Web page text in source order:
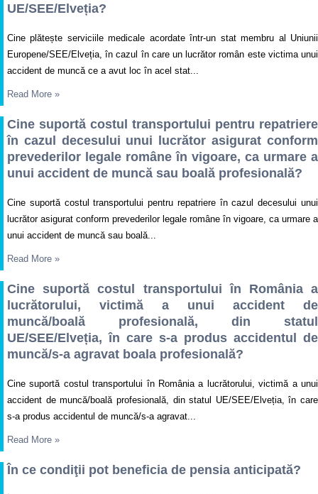
UE/SEE/Elveția?
Cine plătește serviciile medicale acordate într-un stat membru al Uniunii
Europene/SEE/Elveția, în cazul în care un lucrător român este victima unui
accident de muncă ce a avut loc în acel stat...
Read More »
Cine suportă costul transportului pentru repatriere
în cazul decesului unui lucrător asigurat conform
prevederilor legale române în vigoare, ca urmare a
unui accident de muncă sau boală profesională?
Cine suportă costul transportului pentru repatriere în cazul decesului unui
lucrător asigurat conform prevederilor legale române în vigoare, ca urmare a
unui accident de muncă sau boală...
Read More »
Cine suportă costul transportului în România a
lucrătorului, victimă a unui accident de
muncă/boală profesională, din statul
UE/SEE/Elveția, în care s-a produs accidentul de
muncă/s-a agravat boala profesională?
Cine suportă costul transportului în România a lucrătorului, victimă a unui
accident de muncă/boală profesională, din statul UE/SEE/Elveția, în care
s-a produs accidentul de muncă/s-a agravat...
Read More »
În ce condiţii pot beneficia de pensia anticipată?